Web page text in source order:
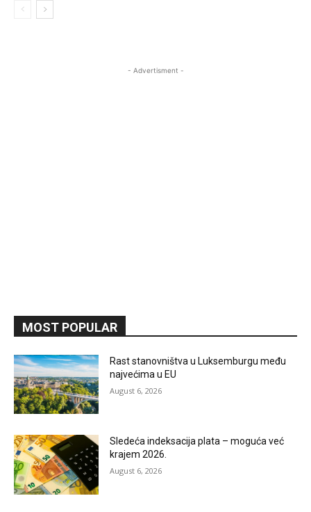
- Advertisment -
MOST POPULAR
Rast stanovništva u Luksemburgu među
najvećima u EU
August 6, 2026
Sledeća indeksacija plata – moguća već
krajem 2026.
August 6, 2026